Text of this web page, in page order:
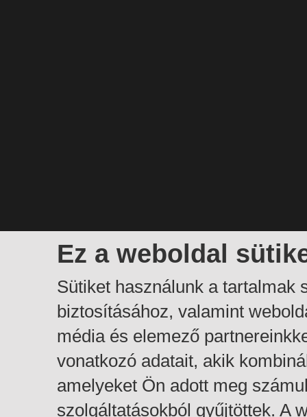
Ez a weboldal
Sütiket használunk a tartalmak
biztosításához, valamint
média és elemező
vonatkozó adatait, akik
amelyeket Ön adott meg
szolgáltatásokból gyűjtöttek. A